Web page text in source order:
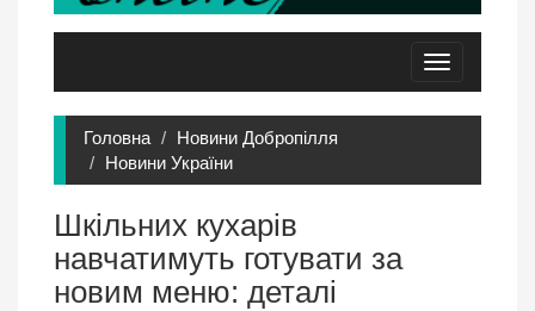
Toggle
navigation
Головна
Новини Добропілля
Новини України
Шкільних кухарів
навчатимуть готувати за
новим меню: деталі